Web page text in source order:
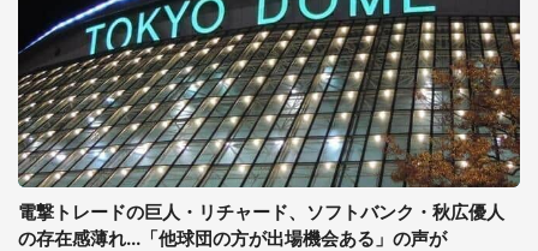
電撃トレードの巨人・リチャード、ソフトバンク・秋広優人
の存在感薄れ...「他球団の方が出場機会ある」の声が